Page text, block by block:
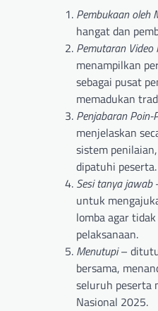
Pembukaan oleh
hangat dan
Pemutaran Video
menampilkan
sebagai pusat
memadukan
Penjabaran Poin-
menjelaskan
sistem
dipatuhi peserta.
Sesi tanya jawab
untuk
lomba agar
pelaksanaan.
Menutupi–
bersama,
seluruh peserta
Nasional 2025.